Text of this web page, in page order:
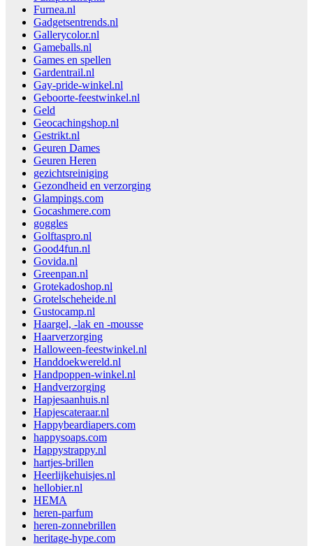
Furnea.nl
Gadgetsentrends.nl
Gallerycolor.nl
Gameballs.nl
Games en spellen
Gardentrail.nl
Gay-pride-winkel.nl
Geboorte-feestwinkel.nl
Geld
Geocachingshop.nl
Gestrikt.nl
Geuren Dames
Geuren Heren
gezichtsreiniging
Gezondheid en verzorging
Glampings.com
Gocashmere.com
goggles
Golftaspro.nl
Good4fun.nl
Govida.nl
Greenpan.nl
Grotekadoshop.nl
Grotelscheheide.nl
Gustocamp.nl
Haargel, -lak en -mousse
Haarverzorging
Halloween-feestwinkel.nl
Handdoekwereld.nl
Handpoppen-winkel.nl
Handverzorging
Hapjesaanhuis.nl
Hapjescateraar.nl
Happybeardiapers.com
happysoaps.com
Happystrappy.nl
hartjes-brillen
Heerlijkehuisjes.nl
hellobier.nl
HEMA
heren-parfum
heren-zonnebrillen
heritage-hype.com